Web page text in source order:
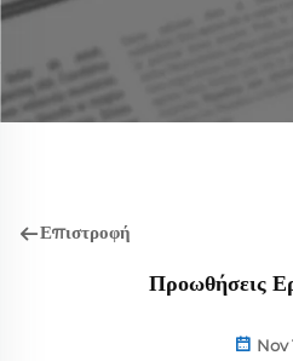
Επιστροφή
Προωθήσεις
Nov